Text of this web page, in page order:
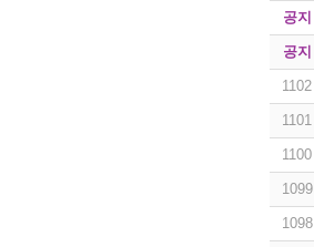
공지
공지
1102
1101
1100
1099
1098